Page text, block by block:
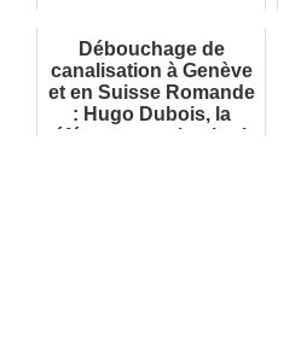
Débouchage de
canalisation à Genève
et en Suisse Romande
: Hugo Dubois, la
référence en plomberie